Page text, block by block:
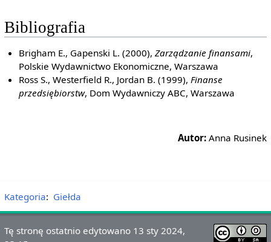
Bibliografia
Brigham E., Gapenski L. (2000),Zarządzanie finansami,
Polskie Wydawnictwo Ekonomiczne, Warszawa
Ross S., Westerfield R., Jordan B. (1999), Finanse
przedsiębiorstw, Dom Wydawniczy ABC, Warszawa
Autor: Anna Rusinek
Kategoria: Giełda
Tę stronę ostatnio edytowano 13 sty 2024,